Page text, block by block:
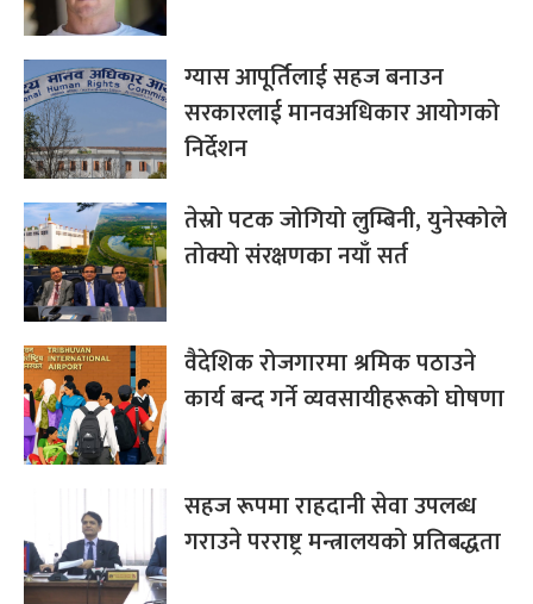
ग्यास आपूर्तिलाई सहज बनाउन
सरकारलाई मानवअधिकार आयोगको
निर्देशन
तेस्रो पटक जोगियो लुम्बिनी, युनेस्कोले
तोक्यो संरक्षणका नयाँ सर्त
वैदेशिक रोजगारमा श्रमिक पठाउने
कार्य बन्द गर्ने व्यवसायीहरूको घोषणा
सहज रूपमा राहदानी सेवा उपलब्ध
गराउने परराष्ट्र मन्त्रालयको प्रतिबद्धता